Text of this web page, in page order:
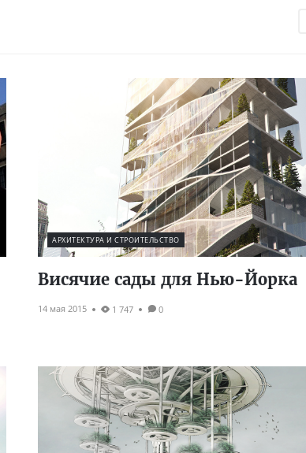
АРХИТЕКТУРА И СТРОИТЕЛЬСТВО
Висячие сады для Нью-Йорка
14 мая 2015 1 747 0